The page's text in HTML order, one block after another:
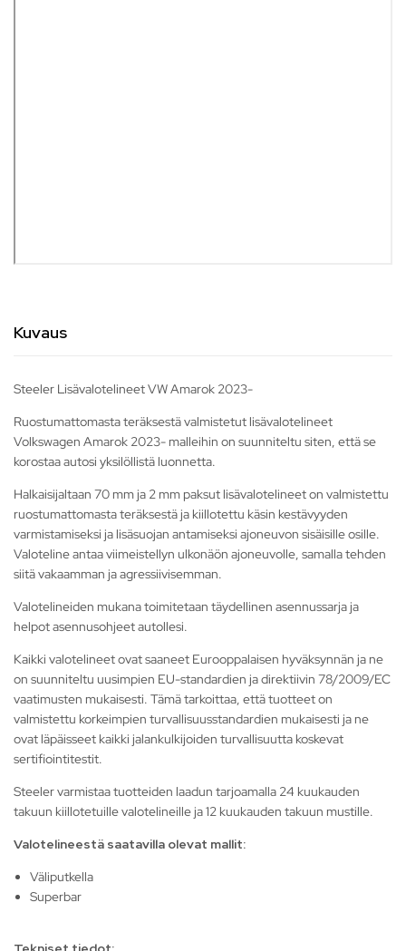
Kuvaus
Steeler Lisävalotelineet VW Amarok 2023-
Ruostumattomasta teräksestä valmistetut lisävalotelineet
Volkswagen Amarok 2023- malleihin on suunniteltu siten, että se
korostaa autosi yksilöllistä luonnetta.
Halkaisijaltaan 70 mm ja 2 mm paksut lisävalotelineet on valmistettu
ruostumattomasta teräksestä ja kiillotettu käsin kestävyyden
varmistamiseksi ja lisäsuojan antamiseksi ajoneuvon sisäisille osille.
Valoteline antaa viimeistellyn ulkonäön ajoneuvolle, samalla tehden
siitä vakaamman ja agressiivisemman.
Valotelineiden mukana toimitetaan täydellinen asennussarja ja
helpot asennusohjeet autollesi.
Kaikki valotelineet ovat saaneet Eurooppalaisen hyväksynnän ja ne
on suunniteltu uusimpien EU-standardien ja direktiivin 78/2009/EC
vaatimusten mukaisesti. Tämä tarkoittaa, että tuotteet on
valmistettu korkeimpien turvallisuusstandardien mukaisesti ja ne
ovat läpäisseet kaikki jalankulkijoiden turvallisuutta koskevat
sertifiointitestit.
Steeler varmistaa tuotteiden laadun tarjoamalla 24 kuukauden
takuun kiillotetuille valotelineille ja 12 kuukauden takuun mustille.
Valotelineestä saatavilla olevat mallit:
Väliputkella
Superbar